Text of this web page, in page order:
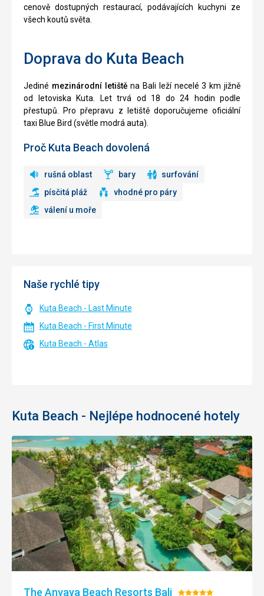
cenově dostupných restaurací, podávajících kuchyni ze
všech koutů světa.
Doprava do Kuta Beach
Jediné mezinárodní letiště na Bali leží necelé 3 km jižně
od letoviska Kuta. Let trvá od 18 do 24 hodin podle
přestupů. Pro přepravu z letiště doporučujeme oficiální
taxi Blue Bird (světle modrá auta).
Proč Kuta Beach dovolená
rušná oblast bary
surfování
písčitá pláž
vhodné pro páry
válení u moře
Naše rychlé tipy
Kuta Beach - Last Minute
Kuta Beach - First Minute
Kuta Beach - Atlas
Kuta Beach - Nejlépe hodnocené hotely
The Anvaya Beach Resorts Bali